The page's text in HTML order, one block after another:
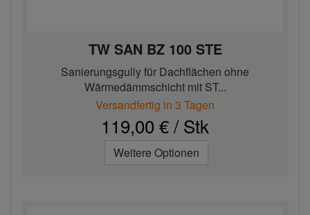
TW SAN BZ 100 STE
Sanierungsgully für Dachflächen ohne
Wärmedämmschicht mit ST...
Versandfertig in 3 Tagen
119,00 € / Stk
Weitere Optionen